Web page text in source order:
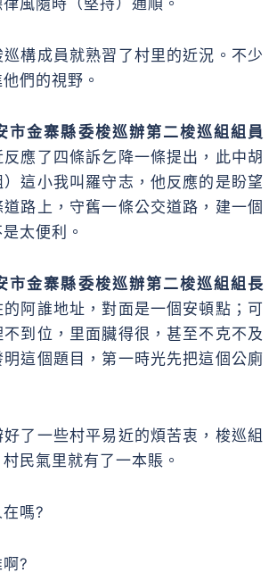
風隨時（堅持）通順。
成員就熟習了村里的近況。不少
們的視野。
金寨縣委梭巡辦第二梭巡組組員
反應了四條訴乞降一條提出，此中胡
這小我叫羅守志，他反應的是盼望
路上，守舊一條公交道路，建一個
太便利。
市金寨縣委梭巡辦第二梭巡組組長
的阿誰地址，對面是一個安頓點；可
到位，里面臟得很，甚至不克不及
這個題目，第一時光先把這個公廁
一些村平易近的煩苦衷，梭巡組
民氣里就有了一本賬。
嗎?
?